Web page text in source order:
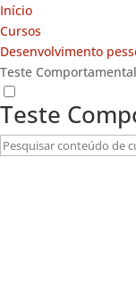
Início
Cursos
Desenvolvimento
Teste Comportamental
Teste